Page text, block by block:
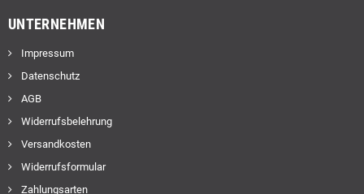
UNTERNEHMEN
Impressum
Datenschutz
AGB
Widerrufsbelehrung
Versandkosten
Widerrufsformular
Zahlungsarten